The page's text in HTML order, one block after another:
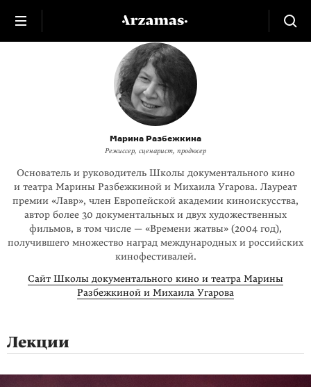
Марина Разбежкина
Режиссер, сценарист, продюсер
Основатель и руководитель Школы документального кино
и театра Марины Разбежкиной и Михаила Угарова. Лауреат
премии «Лавр», член Европейской академии киноискусства,
автор более 30 документальных и двух художественных
фильмов, в том числе — «Времени жатвы» (2004 год),
получившего множество наград международных и российских
кинофестивалей.
Сайт Школы документального кино и театра Марины
Разбежкиной и Михаила Угарова
Лекции